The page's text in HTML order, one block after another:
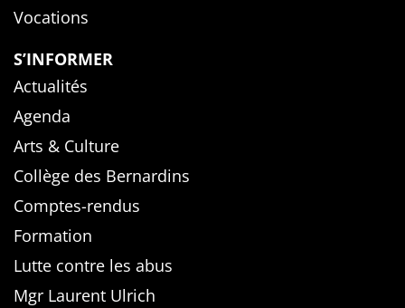
Vocations
S’INFORMER
Actualités
Agenda
Arts & Culture
Collège des Bernardins
Comptes-rendus
Formation
Lutte contre les abus
Mgr Laurent Ulrich